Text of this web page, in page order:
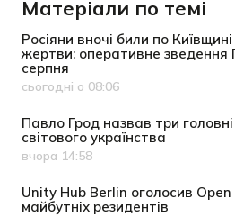
Матеріали по темі
Росіяни вночі били по
жертви: оперативне зведення
серпня
Дата публікації
сьогодні о 08:06
Павло Грод назвав три
світового українства
Дата публікації
вчора 14:58
Unity Hub Berlin оголосив
майбутніх резидентів